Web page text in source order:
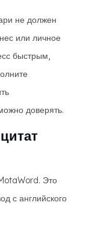
не должен
или личное
быстрым,
доверять.
Это
с английского